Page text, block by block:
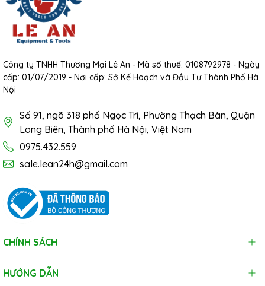
Công ty TNHH Thương Mại Lê An - Mã số thuế: 0108792978 - Ngày
cấp: 01/07/2019 - Nơi cấp: Sở Kế Hoạch và Đầu Tư Thành Phố Hà
Nội
Số 91, ngõ 318 phố Ngọc Trì, Phường Thạch Bàn, Quận
Long Biên, Thành phố Hà Nội, Việt Nam
0975.432.559
sale.lean24h@gmail.com
CHÍNH SÁCH
HƯỚNG DẪN